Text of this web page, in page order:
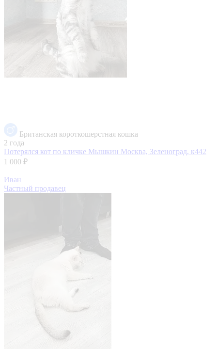
Британская короткошерстная кошка
2 года
Потерялся кот по кличке Мышкин Москва, Зеленоград, к442
1 000 ₽
Иван
Частный продавец